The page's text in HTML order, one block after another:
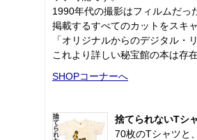
1990年代の撮影はフィルムだっ
掲載するすべてのカットをスキ
「オリジナルからのデジタル・
これより詳しい秘宝館の本は存
SHOPコーナーへ
捨てられないTシ
70枚のTシャツと